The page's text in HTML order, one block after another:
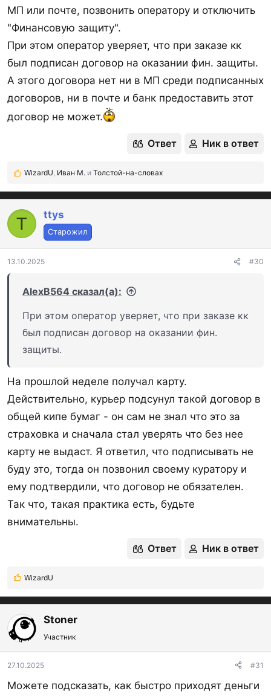
МП или почте, позвонить оператору и отключить
"Финансовую защиту".
При этом оператор уверяет, что при заказе кк
был подписан договор на оказании фин. защиты.
А этого договора нет ни в МП среди подписанных
договоров, ни в почте и банк предоставить этот
договор не может.
Ответ Ник в ответ
Р
е
а
к
и
и
:
WizardU, Иван М. и Толстой-на-словах
T ttys
Старожил
13.10.2025 #30
AlexB564 сказал(а):
При этом оператор уверяет, что при заказе кк
был подписан договор на оказании фин.
защиты.
На прошлой неделе получал карту.
Действительно, курьер подсунул такой договор в
общей кипе бумаг - он сам не знал что это за
страховка и сначала стал уверять что без нее
карту не выдаст. Я ответил, что подписывать не
буду это, тогда он позвонил своему куратору и
ему подтвердили, что договор не обязателен.
Так что, такая практика есть, будьте
внимательны.
Ответ Ник в ответ
Р
а
к
ц
и
и
:
WizardU
Stoner
Участник
27.10.2025 #31
Можете подсказать, как быстро приходят деньги